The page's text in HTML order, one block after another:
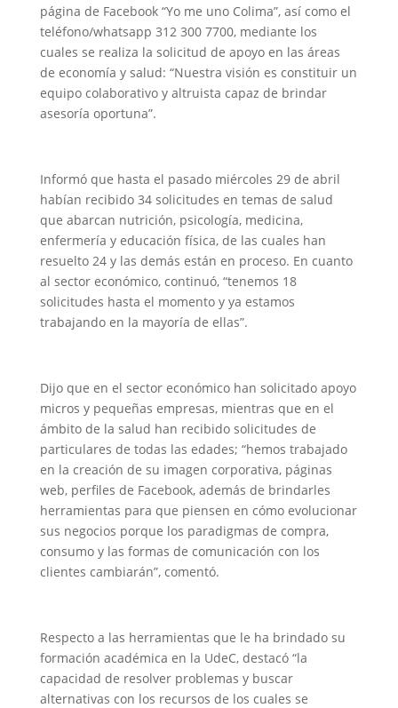
página de Facebook “Yo me uno Colima”, así como el
teléfono/whatsapp 312 300 7700, mediante los
cuales se realiza la solicitud de apoyo en las áreas
de economía y salud: “Nuestra visión es constituir un
equipo colaborativo y altruista capaz de brindar
asesoría oportuna”.
Informó que hasta el pasado miércoles 29 de abril
habían recibido 34 solicitudes en temas de salud
que abarcan nutrición, psicología, medicina,
enfermería y educación física, de las cuales han
resuelto 24 y las demás están en proceso. En cuanto
al sector económico, continuó, “tenemos 18
solicitudes hasta el momento y ya estamos
trabajando en la mayoría de ellas”.
Dijo que en el sector económico han solicitado apoyo
micros y pequeñas empresas, mientras que en el
ámbito de la salud han recibido solicitudes de
particulares de todas las edades; “hemos trabajado
en la creación de su imagen corporativa, páginas
web, perfiles de Facebook, además de brindarles
herramientas para que piensen en cómo evolucionar
sus negocios porque los paradigmas de compra,
consumo y las formas de comunicación con los
clientes cambiarán”, comentó.
Respecto a las herramientas que le ha brindado su
formación académica en la UdeC, destacó “la
capacidad de resolver problemas y buscar
alternativas con los recursos de los cuales se